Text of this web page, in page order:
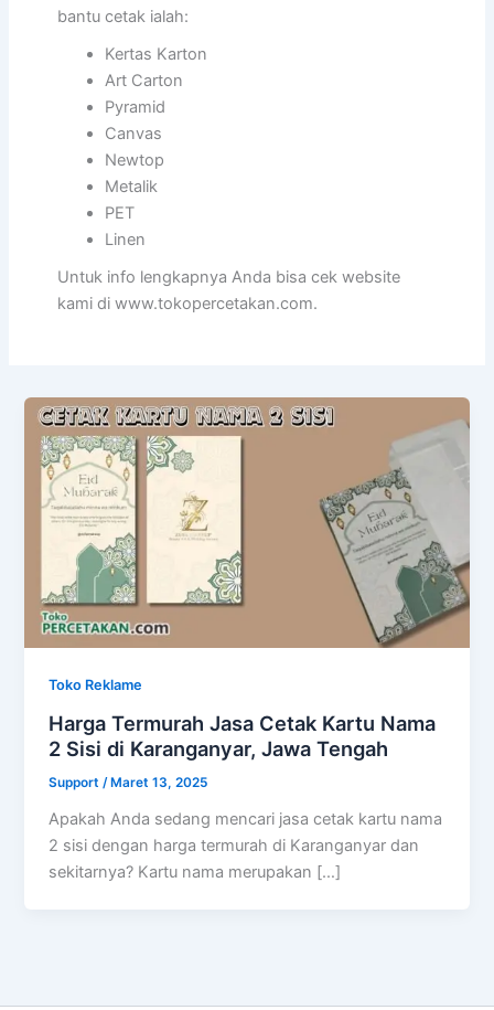
bantu cetak ialah:
Kertas Karton
Art Carton
Pyramid
Canvas
Newtop
Metalik
PET
Linen
Untuk info lengkapnya Anda bisa cek website
kami di www.tokopercetakan.com.
Toko Reklame
Harga Termurah Jasa Cetak Kartu Nama
2 Sisi di Karanganyar, Jawa Tengah
Support/ Maret 13, 2025
Apakah Anda sedang mencari jasa cetak kartu nama
2 sisi dengan harga termurah di Karanganyar dan
sekitarnya? Kartu nama merupakan […]